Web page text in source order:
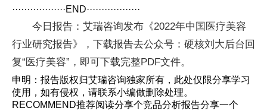
··················END··················
今日报告：艾瑞咨询发布《2022年中国医疗美容
行业研究报告》，下载报告去公众号：硬核刘大后台回
复“医疗美容”，即可下载完整PDF文件。
申明：报告版权归艾瑞咨询独家所有，此处仅限分享学习
使用，如有侵权，请联系小编做删除处理。
RECOMMEND推荐阅读分享个竞品分析报告分享一个